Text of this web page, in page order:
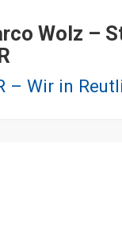
Wolz –
– Wir in